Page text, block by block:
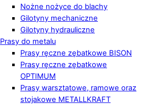
Nożne nożyce do blachy
Gilotyny mechaniczne
Gilotyny hydrauliczne
Prasy do metalu
Prasy ręczne zębatkowe BISON
Prasy ręczne zębatkowe
OPTIMUM
Prasy warsztatowe, ramowe oraz
stojakowe METALLKRAFT